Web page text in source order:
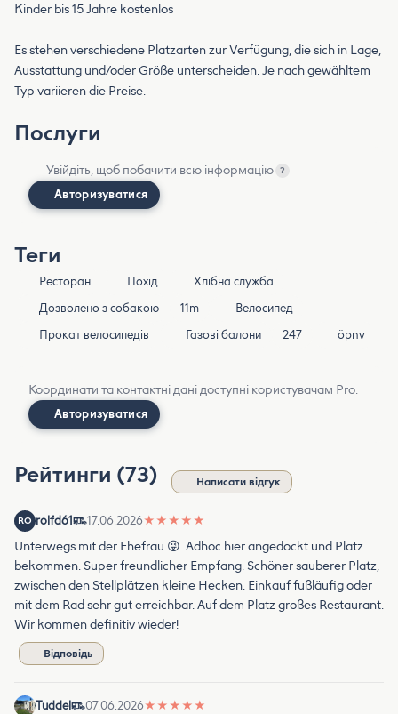
Kinder bis 15 Jahre kostenlos
Es stehen verschiedene Platzarten zur Verfügung, die sich in Lage,
Ausstattung und/oder Größe unterscheiden. Je nach gewähltem
Typ variieren die Preise.
Послуги
Увійдіть, щоб побачити всю інформацію ?
Авторизуватися
Теги
Ресторан Похід
Хлібна служба
Дозволено з собакою
11m
Велосипед
Прокат велосипедів
Газові балони 247 öpnv
Координати та контактні дані доступні користувачам Pro.
Авторизуватися
Рейтинги (73) Написати відгук
RO rolfd61 17.06.2026★ ★ ★ ★ ★
Unterwegs mit der Ehefrau 😜. Adhoc hier angedockt und Platz
bekommen. Super freundlicher Empfang. Schöner sauberer Platz,
zwischen den Stellplätzen kleine Hecken. Einkauf fußläufig oder
mit dem Rad sehr gut erreichbar. Auf dem Platz großes Restaurant.
Wir kommen definitiv wieder!
Відповідь
Tuddel 07.06.2026★ ★ ★ ★ ★